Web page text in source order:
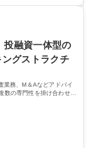
貢献
ープの広報機能を担
げたホスピタリティ
業務を行っておりま
投融資一体型の
グストラクチ
業務、M＆Aなどアドバイ
の専門性を掛け合わせて